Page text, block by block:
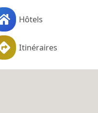
Hôtels
Itinéraires